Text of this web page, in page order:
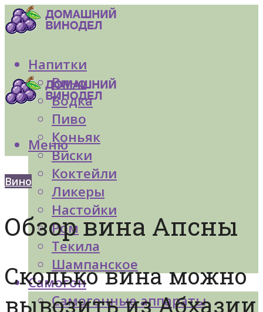
Напитки
Вино
Водка
Пиво
Коньяк
Виски
Коктейли
Ликеры
Настойки
Ром
Текила
Шампанское
Самогон
Самогонные аппараты
Меню
Вино
Обзор вина Апсны
Сколько вина можно
вывозить из Абхазии